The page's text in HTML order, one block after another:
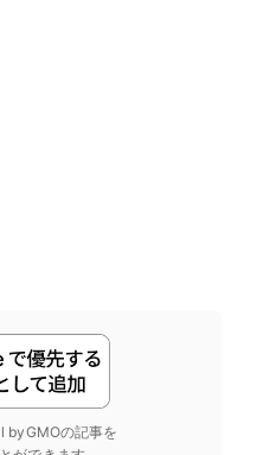
byGMOの記事を